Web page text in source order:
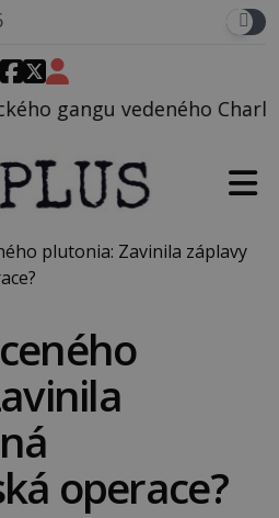
Mansonem, při
plutonia: Zavinila záplavy
operace?